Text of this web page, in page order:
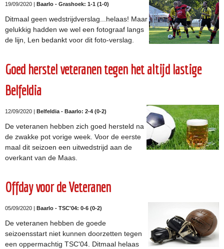
19/09/2020 | Baarlo - Grashoek: 1-1 (1-0)
Ditmaal geen wedstrijdverslag...helaas! Maar
gelukkig hadden we wel een fotograaf langs
de lijn, Len bedankt voor dit foto-verslag.
Goed herstel veteranen tegen het altijd lastige
Belfeldia
12/09/2020 | Belfeldia - Baarlo: 2-4 (0-2)
De veteranen hebben zich goed hersteld na
de zwakke pot vorige week. Voor de eerste
maal dit seizoen een uitwedstrijd aan de
overkant van de Maas.
Offday voor de Veteranen
05/09/2020 | Baarlo - TSC'04: 0-6 (0-2)
De veteranen hebben de goede
seizoensstart niet kunnen doorzetten tegen
een oppermachtig TSC'04. Ditmaal helaas